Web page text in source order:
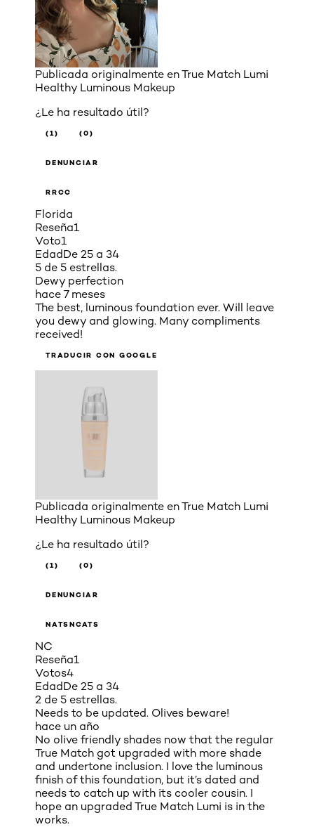
Publicada originalmente enTrue Match Lumi
Healthy Luminous Makeup
¿Le ha resultado útil?
(1) (0)
DENUNCIAR
RRCC
Florida
Reseña1
Voto1
EdadDe 25 a 34
5 de 5 estrellas.
Dewy perfection
hace 7 meses
The best, luminous foundation ever. Will leave
you dewy and glowing. Many compliments
received!
TRADUCIR CON GOOGLE
Publicada originalmente enTrue Match Lumi
Healthy Luminous Makeup
¿Le ha resultado útil?
(1) (0)
DENUNCIAR
NATSNCATS
NC
Reseña1
Votos4
EdadDe 25 a 34
2 de 5 estrellas.
Needs to be updated. Olives beware!
hace un año
No olive friendly shades now that the regular
True Match got upgraded with more shade
and undertone inclusion. I love the luminous
finish of this foundation, but it’s dated and
needs to catch up with its cooler cousin. I
hope an upgraded True Match Lumi is in the
works.